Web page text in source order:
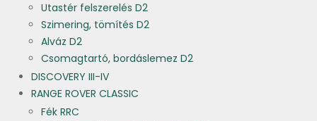
Utastér felszerelés D2
Szimering, tömítés D2
Alváz D2
Csomagtartó, bordáslemez D2
DISCOVERY III-IV
RANGE ROVER CLASSIC
Fék RRC